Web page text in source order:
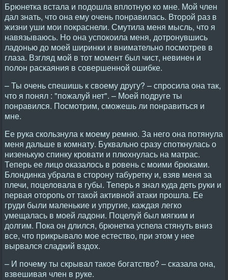
Брюнетка встала и подошла вплотную ко мне. Мой член
дал знать, что она ему очень понравилась. Второй раз в
жизни уши мои покраснели. Смутила меня мысль, что я
навязываюсь. Но она успокоила меня, дотронувшись
ладонью до моей ширинки и внимательно посмотрев в
глаза. Взгляд мой в тот момент был чист, невинен и
полон раскаяния в совершенной ошибке.
– Ты очень спешишь к своему другу? – спросила она так,
что я понял : "пожалуй нет". – Моей подруге ты
понравился. Посмотрим, сможешь ли понравиться и
мне.
Ее рука скользнула к моему ремню. За него она потянула
меня дальше в комнату. Буквально сразу споткнулась о
низенькую спинку кровати и плюхнулась на матрас.
Теперь ее лицо оказалось в ровень с моими брюками.
Блондинка убрала в сторону табуретку и, взяв меня за
плечи, поцеловала в губы. Теперь я знал куда деть руки и
первая оторопь от такой активной атаки прошла. Ее
груди были маленькие и упругие, каждая легко
умещалась в моей ладони. Поцелуй был мягким и
долгим. Пока он длился, брюнетка успела стянуть вниз
все, что прикрывало мое естество, при этом у нее
вырвался сладкий вздох.
– И почему ты скрывал такое богатство? – сказала она,
взвешивая член в руке.